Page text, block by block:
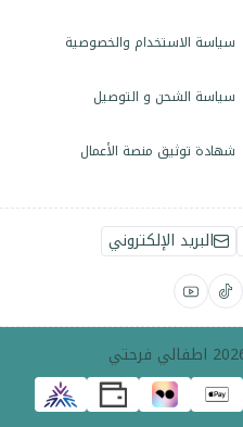
سياسة الاستخدام والخصوصية
سياسة الشحن و التوصيل
شهادة توثيق منصة الأعمال
البريد الإلكتروني
اطفالي فرحتي